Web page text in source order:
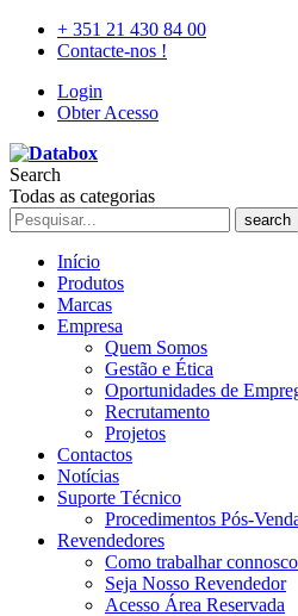
+ 351 21 430 84 00
Contacte-nos !
Login
Obter Acesso
Search
Todas as categorias
search
Início
Produtos
Marcas
Empresa
Quem Somos
Gestão e Ética
Oportunidades de
Recrutamento
Projetos
Contactos
Notícias
Suporte Técnico
Procedimentos Pós-
Revendedores
Como trabalhar connosco
Seja Nosso Revendedor
Acesso Área Reservada